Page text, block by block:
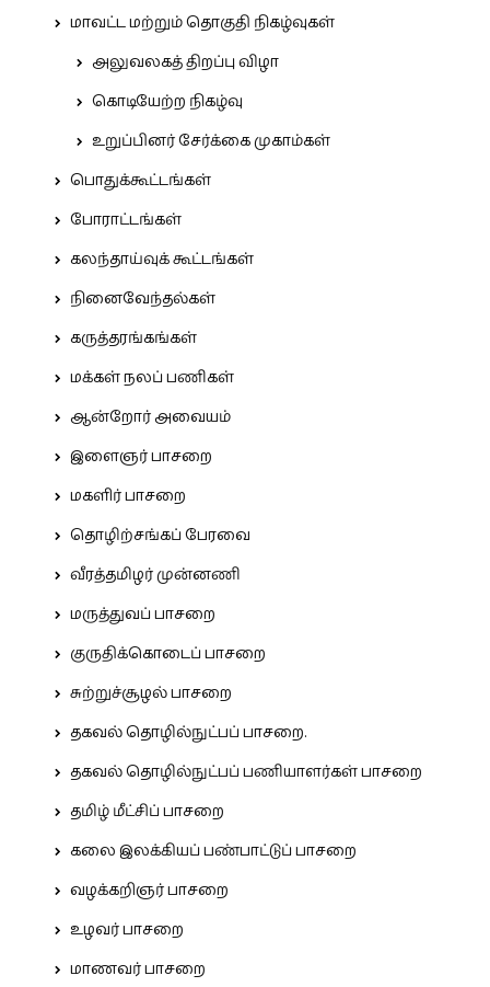
மாவட்ட மற்றும் தொகுதி நிகழ்வுகள்
அலுவலகத் திறப்பு விழா
கொடியேற்ற நிகழ்வு
உறுப்பினர் சேர்க்கை முகாம்கள்
பொதுக்கூட்டங்கள்
போராட்டங்கள்
கலந்தாய்வுக் கூட்டங்கள்
நினைவேந்தல்கள்
கருத்தரங்கங்கள்
மக்கள் நலப் பணிகள்
ஆன்றோர் அவையம்
இளைஞர் பாசறை
மகளிர் பாசறை
தொழிற்சங்கப் பேரவை
வீரத்தமிழர் முன்னணி
மருத்துவப் பாசறை
குருதிக்கொடைப் பாசறை
சுற்றுச்சூழல் பாசறை
தகவல் தொழில்நுட்பப் பாசறை.
தகவல் தொழில்நுட்பப் பணியாளர்கள் பாசறை
தமிழ் மீட்சிப் பாசறை
கலை இலக்கியப் பண்பாட்டுப் பாசறை
வழக்கறிஞர் பாசறை
உழவர் பாசறை
மாணவர் பாசறை